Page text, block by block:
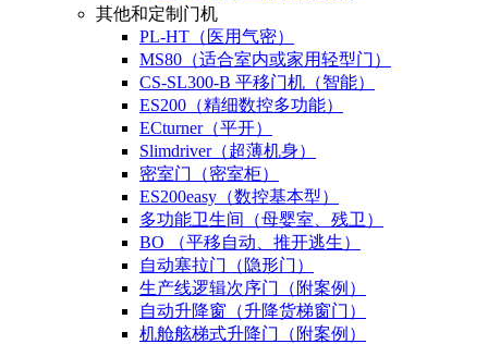
其他和定制门机
PL-HT（医用气密）
MS80（适合室内或家用轻型门）
CS-SL300-B 平移门机（智能）
ES200（精细数控多功能）
ECturner（平开）
Slimdriver（超薄机身）
密室门（密室柜）
ES200easy（数控基本型）
多功能卫生间（母婴室、残卫）
BO （平移自动、推开逃生）
自动塞拉门（隐形门）
生产线逻辑次序门（附案例）
自动升降窗（升降货梯窗门）
机舱舷梯式升降门（附案例）